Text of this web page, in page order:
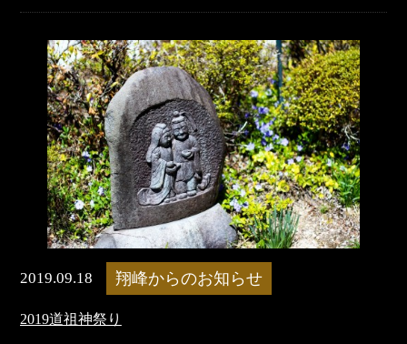
2019.09.18 翔峰からのお知らせ
2019道祖神祭り